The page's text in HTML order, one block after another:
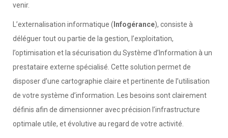
venir.
L’externalisation informatique ( Infogérance), consiste à
déléguer tout ou partie de la gestion, l’exploitation,
l’optimisation et la sécurisation du Système d’Information à un
prestataire externe spécialisé. Cette solution permet de
disposer d’une cartographie claire et pertinente de l’utilisation
de votre système d’information. Les besoins sont clairement
définis afin de dimensionner avec précision l’infrastructure
optimale utile, et évolutive au regard de votre activité.